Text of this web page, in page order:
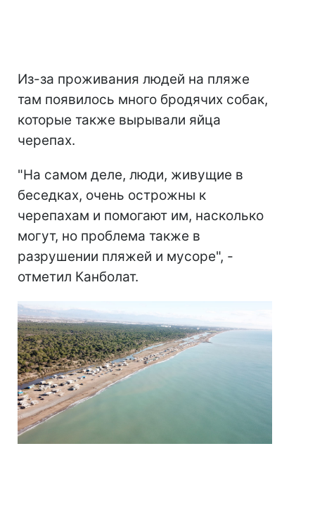
Из-за проживания людей на пляже
там появилось много бродячих собак,
которые также вырывали яйца
черепах.
"На самом деле, люди, живущие в
беседках, очень острожны к
черепахам и помогают им, насколько
могут, но проблема также в
разрушении пляжей и мусоре", -
отметил Канболат.